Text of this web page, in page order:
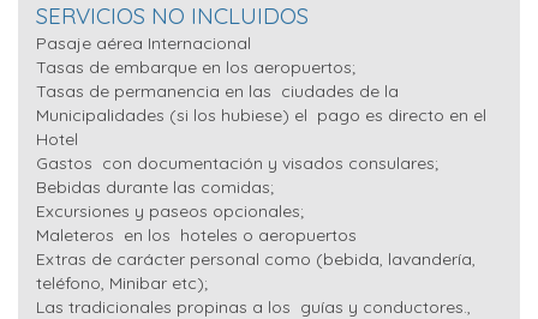
SERVICIOS NO INCLUIDOS
Pasaje aérea Internacional
Tasas de embarque en los aeropuertos;
Tasas de permanencia en las ciudades de la
Municipalidades (si los hubiese) el pago es directo en el
Hotel
Gastos con documentación y visados consulares;
Bebidas durante las comidas;
Excursiones y paseos opcionales;
Maleteros en los hoteles o aeropuertos
Extras de carácter personal como (bebida, lavandería,
teléfono, Minibar etc);
Las tradicionales propinas a los guías y conductores.,